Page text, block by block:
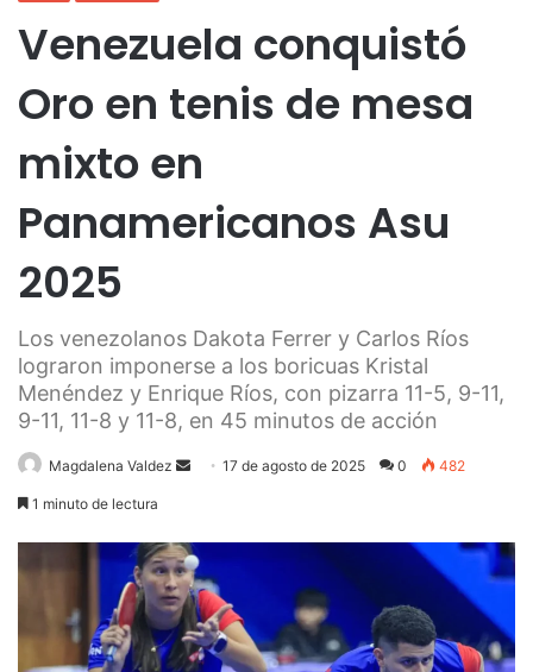
Venezuela conquistó
Oro en tenis de mesa
mixto en
Panamericanos Asu
2025
Los venezolanos Dakota Ferrer y Carlos Ríos
lograron imponerse a los boricuas Kristal
Menéndez y Enrique Ríos, con pizarra 11-5, 9-11,
9-11, 11-8 y 11-8, en 45 minutos de acción
Magdalena Valdez
Send17 de agosto de 2025 0 482
1 minuto de lectura